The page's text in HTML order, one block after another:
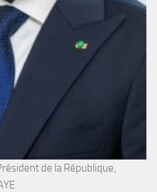
de la République,